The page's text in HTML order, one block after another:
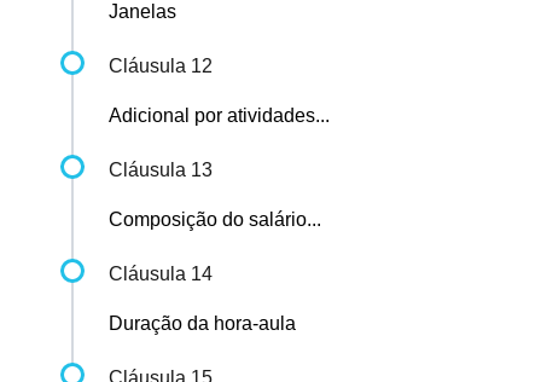
Janelas
Cláusula 12
Adicional por atividades...
Cláusula 13
Composição do salário...
Cláusula 14
Duração da hora-aula